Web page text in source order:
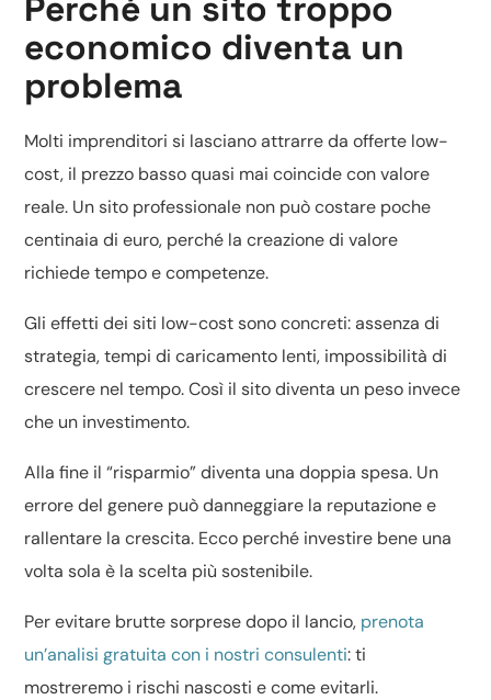
Perché un sito troppo
economico diventa un
problema
Molti imprenditori si lasciano attrarre da offerte low-
cost, il prezzo basso quasi mai coincide con valore
reale. Un sito professionale non può costare poche
centinaia di euro, perché la creazione di valore
richiede tempo e competenze.
Gli effetti dei siti low-cost sono concreti: assenza di
strategia, tempi di caricamento lenti, impossibilità di
crescere nel tempo. Così il sito diventa un peso invece
che un investimento.
Alla fine il “risparmio” diventa una doppia spesa. Un
errore del genere può danneggiare la reputazione e
rallentare la crescita. Ecco perché investire bene una
volta sola è la scelta più sostenibile.
Per evitare brutte sorprese dopo il lancio, prenota
un’analisi gratuita con i nostri consulenti: ti
mostreremo i rischi nascosti e come evitarli.